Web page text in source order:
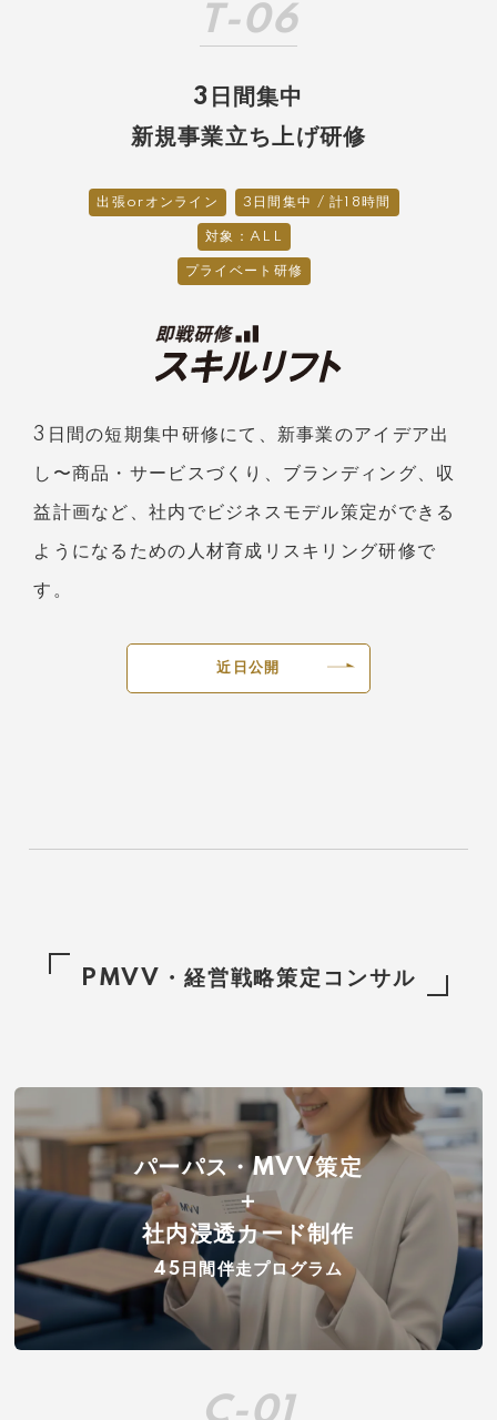
T-06
3日間集中
新規事業立ち上げ研修
出張orオンライン 3日間集中 / 計18時間
対象：ALL
プライベート研修
3日間の短期集中研修にて、新事業のアイデア出
し〜商品・サービスづくり、ブランディング、収
益計画など、社内でビジネスモデル策定ができる
ようになるための人材育成リスキリング研修で
す。
近日公開
PMVV・経営戦略策定コンサル
パーパス・MVV策定
＋
社内浸透カード制作
45日間伴走プログラム